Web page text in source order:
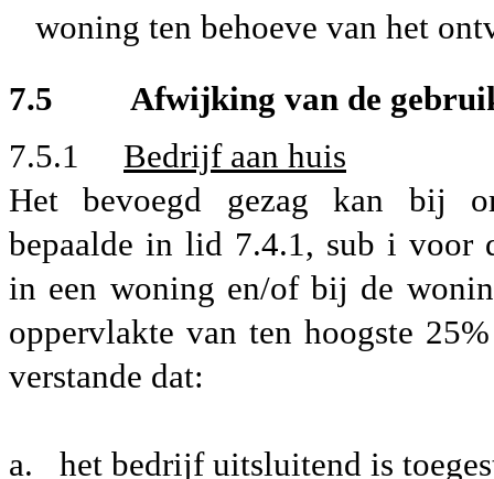
woning ten behoeve van het
7.5 Afwijking van de
7.5.1 Bedrijf aan huis
Het bevoegd gezag kan bij
bepaalde in lid 7.4.1, sub i voor
in een woning en/of bij de
oppervlakte van ten hoogste
verstande dat:
a. het bedrijf uitsluitend is